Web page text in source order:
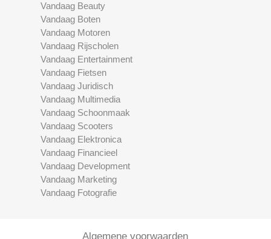
Vandaag Beauty
Vandaag Boten
Vandaag Motoren
Vandaag Rijscholen
Vandaag Entertainment
Vandaag Fietsen
Vandaag Juridisch
Vandaag Multimedia
Vandaag Schoonmaak
Vandaag Scooters
Vandaag Elektronica
Vandaag Financieel
Vandaag Development
Vandaag Marketing
Vandaag Fotografie
Algemene voorwaarden